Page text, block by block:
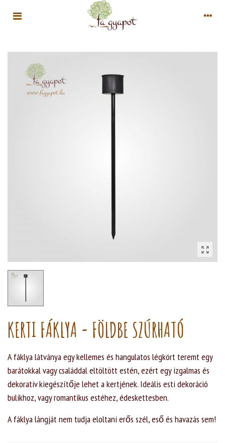
KERTI FÁKLYA - FÖLDBE SZÚRHATÓ
A fáklya látványa egy kellemes és hangulatos légkört teremt egy
barátokkal vagy családdal eltöltött estén, ezért egy izgalmas és
dekorativ kiegészítője lehet a kertjének. Ideális esti dekoráció
bulikhoz, vagy romantikus estéhez, édeskettesben.
A fáklya lángját nem tudja eloltani erős szél, eső és havazás sem!